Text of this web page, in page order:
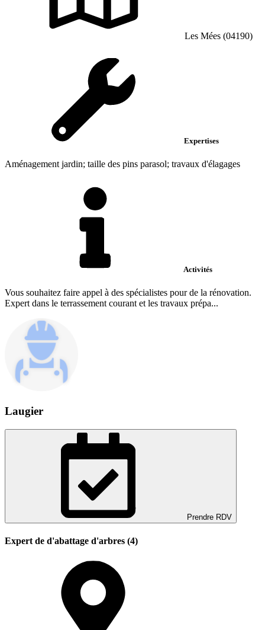
Les Mées (04190)
Expertises
Aménagement jardin; taille des pins parasol; travaux d'élagages
Activités
Vous souhaitez faire appel à des spécialistes pour de la rénovation.
Expert dans le terrassement courant et les travaux prépa...
Laugier
Prendre RDV
Expert de d'abattage d'arbres (4)